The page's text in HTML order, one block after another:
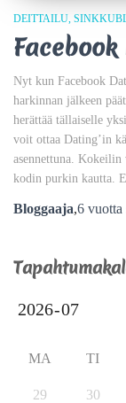
DEITTAILU
Nyt kun Facebook
harkinnan jälkeen
herättää tällaiselle
voit ottaa Dating’in
asennettuna.
kodin purkin kautta.
Bloggaaja,6 vuotta
MA TI
29 30